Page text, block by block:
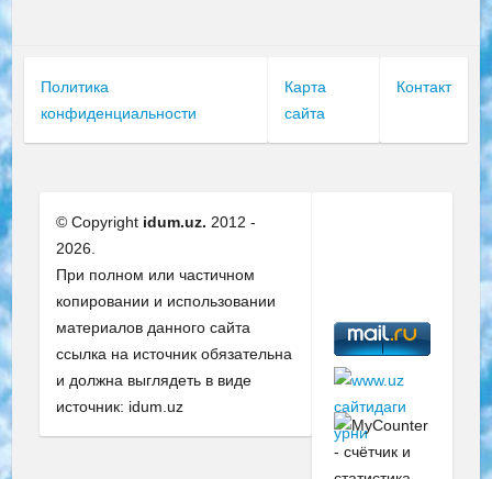
Политика
конфиденциальности
Карта
сайта
Контакт
© Copyright idum.uz. 2012 -
2026.
При полном или частичном
копировании и использовании
материалов данного сайта
ссылка на источник обязательна
и должна выглядеть в виде
источник: idum.uz